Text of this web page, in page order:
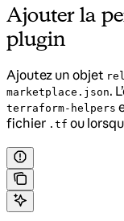
Ajouter la
plugin
Ajoutez un objet
marketplace.json.
terraform-helpers
fichier .tf ou